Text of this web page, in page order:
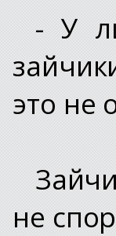
- У
это не
не